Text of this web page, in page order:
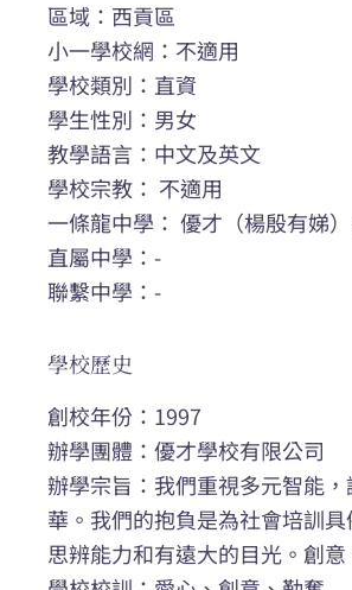
區域：西貢區
小一學校網：不適用
學校類別：直資
學生性別：男女
教學語言：中文及英文
學校宗教： 不適用
一條龍中學： 優才（楊殷有娣
直屬中學：-
聯繫中學：-
學校歷史
創校年份：1997
辦學團體：優才學校有限公司
辦學宗旨：我們重視多元智能
華。我們的抱負是為社會培訓
思辨能力和有遠大的目光。創